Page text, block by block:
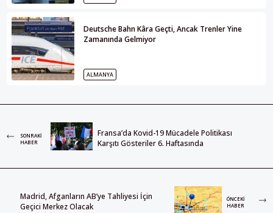
Deutsche Bahn Kâra Geçti, Ancak Trenler Yine
Zamanında Gelmiyor
ALMANYA
SONRAKI
HABER
Fransa’da Kovid-19 Mücadele Politikası
Karşıtı Gösteriler 6. Haftasında
Madrid, Afganların AB’ye Tahliyesi İçin
Geçici Merkez Olacak
ÖNCEKI
HABER